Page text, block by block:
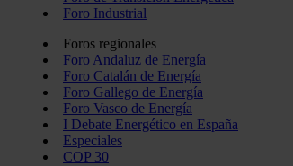
Foro Industrial
Foros regionales
Foro Andaluz de Energía
Foro Catalán de Energía
Foro Gallego de Energía
Foro Vasco de Energía
I Debate Energético en España
Especiales
COP 30